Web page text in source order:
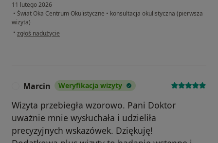
11 lutego 2026
• Świat Oka Centrum Okulistyczne • konsultacja okulistyczna (pierwsza
wizyta)
• w opinii użytkownika KG
zgłoś nadużycie
Marcin Weryfikacja wizyty
Wizyta przebiegła wzorowo. Pani Doktor
uważnie mnie wysłuchała i udzieliła
precyzyjnych wskazówek. Dziękuję!